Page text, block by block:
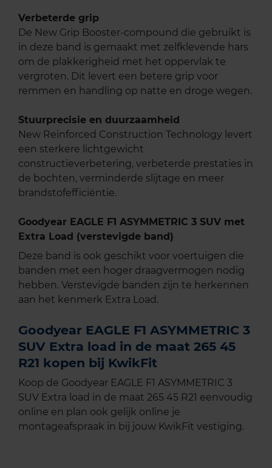
Verbeterde grip
De New Grip Booster-compound die gebruikt is
in deze band is gemaakt met zelfklevende hars
om de plakkerigheid met het oppervlak te
vergroten. Dit levert een betere grip voor
remmen en handling op natte en droge wegen.
Stuurprecisie en duurzaamheid
New Reinforced Construction Technology levert
een sterkere lichtgewicht
constructieverbetering, verbeterde prestaties in
de bochten, verminderde slijtage en meer
brandstofefficiëntie.
Goodyear EAGLE F1 ASYMMETRIC 3 SUV met
Extra Load (verstevigde band)
Deze band is ook geschikt voor voertuigen die
banden met een hoger draagvermogen nodig
hebben. Verstevigde banden zijn te herkennen
aan het kenmerk Extra Load.
Goodyear EAGLE F1 ASYMMETRIC 3
SUV Extra load in de maat 265 45
R21 kopen bij KwikFit
Koop de Goodyear EAGLE F1 ASYMMETRIC 3
SUV Extra load in de maat 265 45 R21 eenvoudig
online en plan ook gelijk online je
montageafspraak in bij jouw KwikFit vestiging.